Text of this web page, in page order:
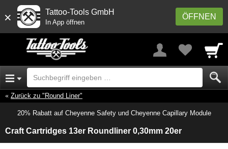
× ÖFFNEN
Tattoo-Tools GmbH
In App öffnen
Zurück zu "Round Liner"
20% Rabatt auf Cheyenne Safety und Cheyenne Capillary Module
Craft Cartridges 13er Roundliner 0,30mm 20er